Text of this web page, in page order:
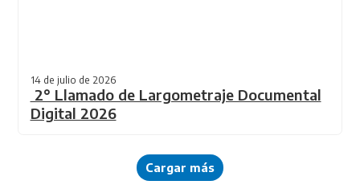
14 de julio de 2026
2° Llamado de Largometraje Documental
Digital 2026
Cargar más